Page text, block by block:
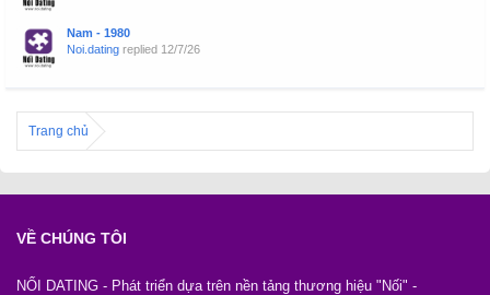
Nam - 1980
Noi.dating replied 12/7/26
Trang chủ
VỀ CHÚNG TÔI
NỐI DATING - Phát triển dựa trên nền tảng thương hiệu "Nối" -